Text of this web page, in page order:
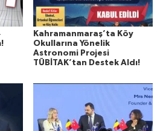
Kahramanmaraş’ta Köy
Okullarına Yönelik
Astronomi Projesi
TÜBİTAK’tan Destek Aldı!